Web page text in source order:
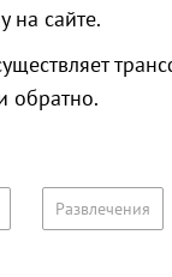
на сайте.
обратно.
Развлечения